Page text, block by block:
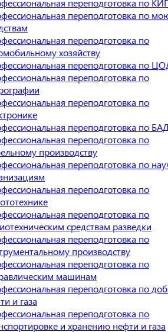
переподготовка по
переподготовка по
переподготовка по
хозяйству
переподготовка по
переподготовка по
переподготовка по
переподготовка по БАД
переподготовка по
производству
переподготовка по
переподготовка по
переподготовка по
средствам разведки
переподготовка по
производству
переподготовка по
машинам
переподготовка по
и газа
переподготовка по
и хранению нефти и газа